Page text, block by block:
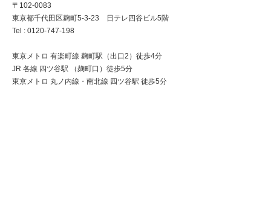
〒102-0083
東京都千代田区麹町5-3-23 日テレ四谷ビル5階
Tel : 0120-747-198
東京メトロ 有楽町線 麹町駅（出口2）徒歩4分
JR 各線 四ツ谷駅 （麹町口）徒歩5分
東京メトロ 丸ノ内線・南北線 四ツ谷駅 徒歩5分